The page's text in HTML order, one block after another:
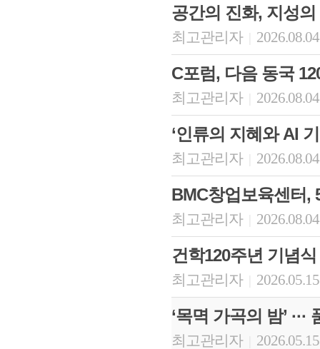
공간의 진화, 지성
최고관리자
C포럼, 다음 동국
최고관리자
‘인류의 지혜와 AI
최고관리자
BMC창업보육센터,
최고관리자
건학120주년 기념식
최고관리자
‘목멱 가곡의 밤’
최고관리자